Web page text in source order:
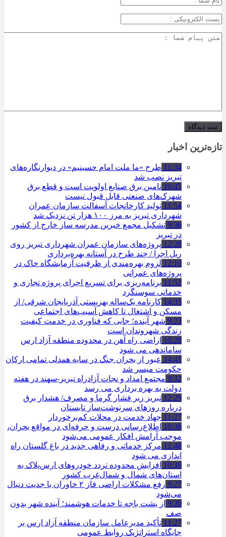
تازه‌ترین اخبار
11:34 طرح «ما ملت امام حسینیم» در دیوارنگاره‌های
تبریز نصب شد
10:45 تامین برق صنایع اولویت است و قطع برق
شهرک‌های صنعتی قابل قبول نیست
11:54 تولید کارخانجات آسفالت سازمان عمران
شهرداری تبریز به مرز ۱۰۰ هزار تن نزدیک شد
9:36 تشکیل مجمع خیرین مدرسه ‌ساز خارج از کشور
در تبریز
12:28 پروژه‌های سازمان عمران شهرداری تبریز روی
ریل اجرا / چند طرح در آستانه بهره‌برداری
12:10 لزوم بهره‌مندی از ظرفیت آزمایشگاه خاک در
پروژه‌های عمرانی
11:52 برنامه‌ریزی برای تسریع اجرای پروژه تجاری و
خدماتی سوسنگرد
14:35 کارنامه یک‌ساله بهزیستی آذربایجان شرقی/ از
مسکن و اشتغال تا کاهش آسیب‌های اجتماعی
9:23 شهر آینده؛ جایی که فناوری در خدمت کیفیت
زندگی شهروندان است
10:28 اراضی راه آهن در محدوده منطقه آزاد ارس
ساماندهی می شود
14:41 عبور از بحران جنگ در سایه همدلی تمامی ارکان
حکومت میسر شد
9:32 مجتمع امداد و نجات آزادراه تبریز-سهند در هفته
دولت به بهره ‌برداری می‌ رسد
12:29 تبریز زیر فشار گرما و مصرف/ هشدار برق
درباره روزهای سرنوشت‌ساز تابستان
11:27 جهاد خدمت در محلات کم‌برخوردار
10:36 اطلاع‌رسانی درست و حرفه‌ای در مواقع بحران،
موجب آرامش افکار عمومی می‌شود
11:48 مرکز خدماتی و رفاهی جدید در باغ گلستان راه
اندازی می شود
10:30 افزایش محدوده تردد خودروهای ارس‌پلاک به
استان‌های شمال و شمال‌غرب کشور
9:27
رفع مشکلات اراضی فاز ۲ خاوران با جدیت دنبال
می‌شود
9:20 از پشت باجه تا خدمات هوشمند؛ آینده شهر بدون
صف
11:27 تأکید مدیرعامل سازمان منطقه آزاد ارس بر
جایگاه استراتژیک روابط عمومی